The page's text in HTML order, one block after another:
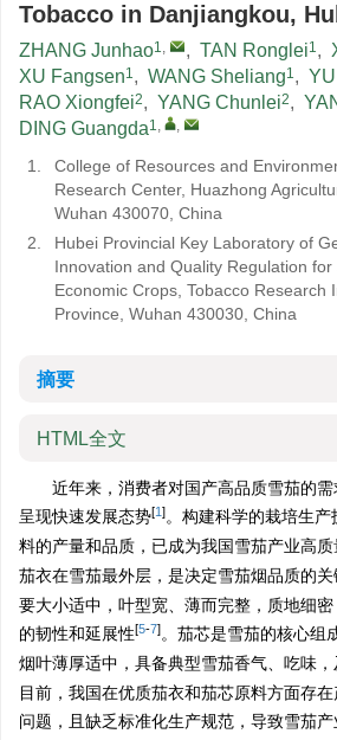
Tobacco in Danjiangkou,
ZHANG Junhao1, , TAN Ronglei1,
XU Fangsen1, WANG Sheliang1,
RAO Xiongfei2, YANG Chunlei2,
DING Guangda1, ,
1.
College of Resources and
Research Center, Huazhong
Wuhan 430070, China
2.
Hubei Provincial Key Laboratory of
Innovation and Quality Regulation for
Economic Crops, Tobacco Research
Province, Wuhan 430030, China
摘要
HTML全文
近年来，消费者对国产高品质雪茄的
呈现快速发展态势[1]。构建科学的栽培生
料的产量和品质，已成为我国雪茄产业高
茄衣在雪茄最外层，是决定雪茄烟品质的
要大小适中，叶型宽、薄而完整，质地细
的韧性和延展性[5-7]。茄芯是雪茄的核心组
烟叶薄厚适中，具备典型雪茄香气、吃味
目前，我国在优质茄衣和茄芯原料方面存
问题，且缺乏标准化生产规范，导致雪茄